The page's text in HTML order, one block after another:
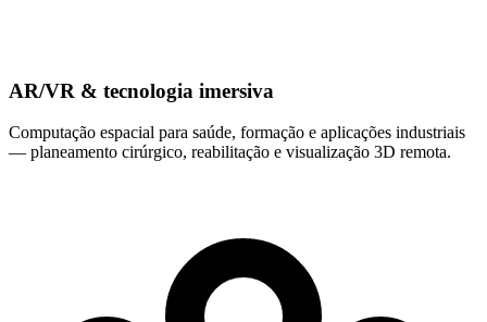
AR/VR & tecnologia imersiva
Computação espacial para saúde, formação e aplicações industriais
— planeamento cirúrgico, reabilitação e visualização 3D remota.